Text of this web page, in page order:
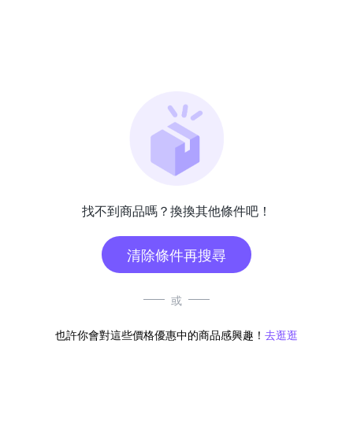
找不到商品嗎？換換其他條件吧！
清除條件再搜尋
或
也許你會對這些價格優惠中的商品感興趣！ 去逛逛